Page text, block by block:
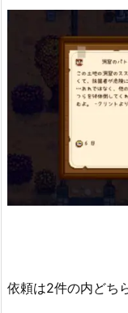
依頼は2件の内どち